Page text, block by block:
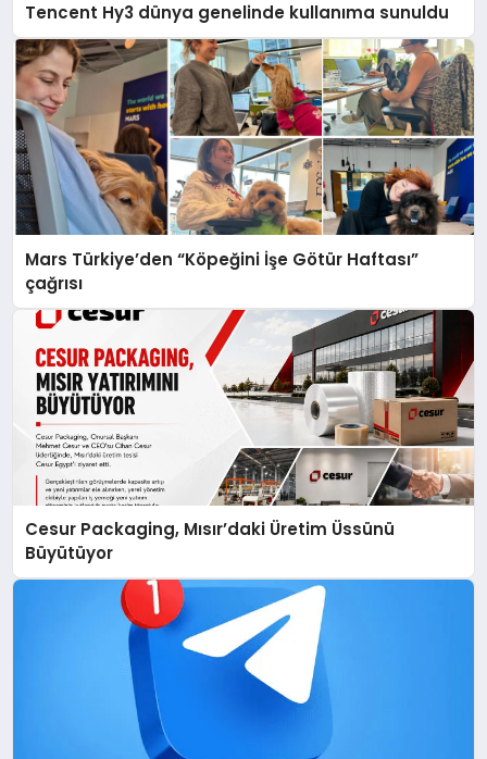
Tencent Hy3 dünya genelinde kullanıma sunuldu
Mars Türkiye’den “Köpeğini İşe Götür Haftası”
çağrısı
Cesur Packaging, Mısır’daki Üretim Üssünü
Büyütüyor